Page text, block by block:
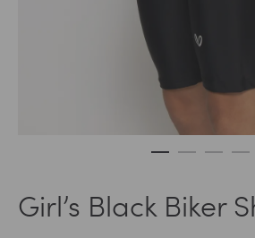
Girl’s Black Biker